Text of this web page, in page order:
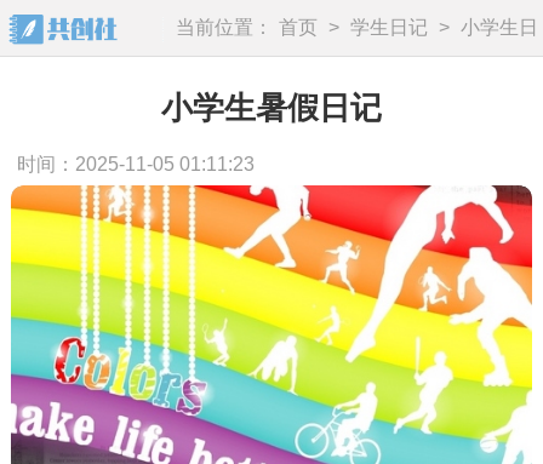
当前位置： 首页 > 学生日记 > 小学生日
记
小学生暑假日记
时间：2025-11-05 01:11:23